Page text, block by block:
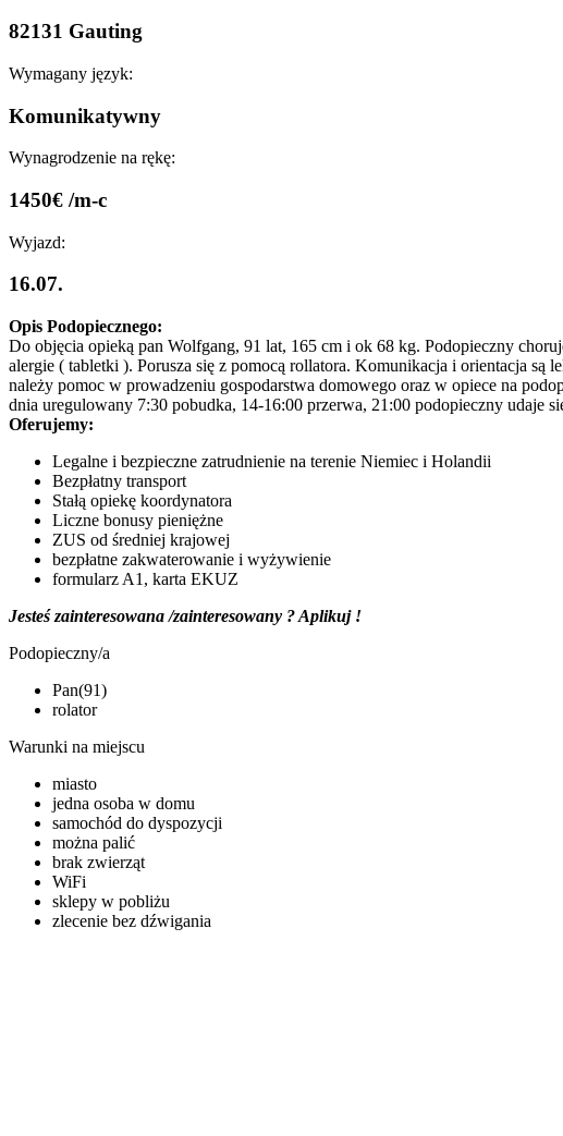
82131 Gauting
Wymagany język:
Komunikatywny
Wynagrodzenie na rękę:
1450€ /m-c
Wyjazd:
16.07.
Opis Podopiecznego:
Do objęcia opieką pan Wolfgang, 91 lat, 165 cm i ok 68 kg. Podopieczny
alergie ( tabletki ). Porusza się z pomocą rollatora. Komunikacja i orientacja są
należy pomoc w prowadzeniu gospodarstwa domowego oraz w opiece na
dnia uregulowany 7:30 pobudka, 14-16:00 przerwa, 21:00 podopieczny udaje
Oferujemy:
Legalne i bezpieczne zatrudnienie na terenie Niemiec i Holandii
Bezpłatny transport
Stałą opiekę koordynatora
Liczne bonusy pieniężne
ZUS od średniej krajowej
bezpłatne zakwaterowanie i wyżywienie
formularz A1, karta EKUZ
Jesteś zainteresowana /zainteresowany ? Aplikuj !
Podopieczny/a
Pan(91)
rolator
Warunki na miejscu
miasto
jedna osoba w domu
samochód do dyspozycji
można palić
brak zwierząt
WiFi
sklepy w pobliżu
zlecenie bez dźwigania